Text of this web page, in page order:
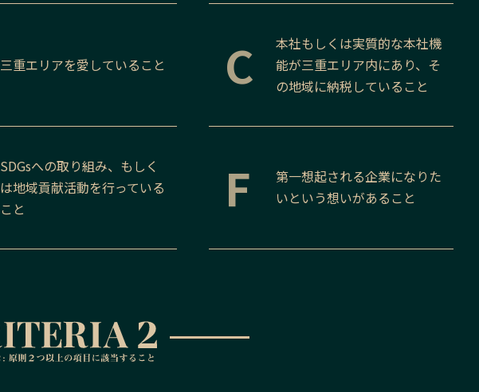
三重エリアを愛していること C
本社もしくは実質的な本社機
能が三重エリア内にあり、そ
の地域に納税していること
SDGsへの取り組み、もしく
は地域貢献活動を行っている
こと
F
第一想起される企業になりた
いという想いがあること